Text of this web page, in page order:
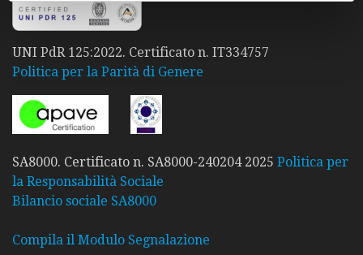
UNI PdR 125:2022. Certificato n. IT334757
Politica per la Parità di Genere
SA8000. Certificato n. SA8000-240204 2025 Politica per
la Responsabilità Sociale
Bilancio sociale SA8000
Compila il Modulo Segnalazione